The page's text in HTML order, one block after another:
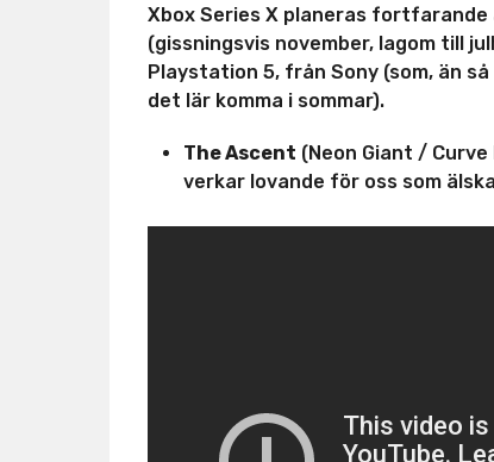
Xbox Series X planeras
(gissningsvis november, lagom till
Playstation 5, från Sony (som, än
det lär komma i sommar).
The Ascent (Neon Giant /
verkar lovande för oss som